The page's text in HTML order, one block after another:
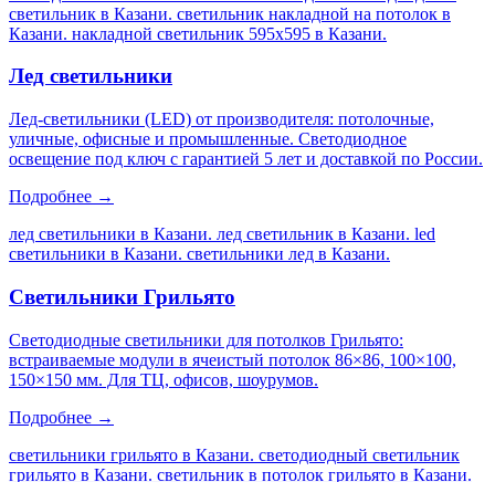
светильник в Казани. светильник накладной на потолок в
Казани. накладной светильник 595х595 в Казани.
Лед светильники
Лед-светильники (LED) от производителя: потолочные,
уличные, офисные и промышленные. Светодиодное
освещение под ключ с гарантией 5 лет и доставкой по России.
Подробнее →
лед светильники в Казани. лед светильник в Казани. led
светильники в Казани. светильники лед в Казани.
Светильники Грильято
Светодиодные светильники для потолков Грильято:
встраиваемые модули в ячеистый потолок 86×86, 100×100,
150×150 мм. Для ТЦ, офисов, шоурумов.
Подробнее →
светильники грильято в Казани. светодиодный светильник
грильято в Казани. светильник в потолок грильято в Казани.